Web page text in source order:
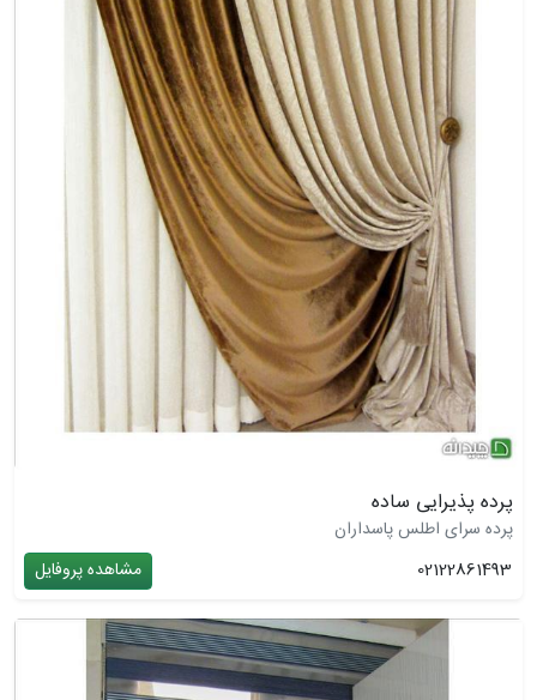
پرده پذیرایی ساده
پرده سرای اطلس پاسداران
02122861493
مشاهده پروفایل